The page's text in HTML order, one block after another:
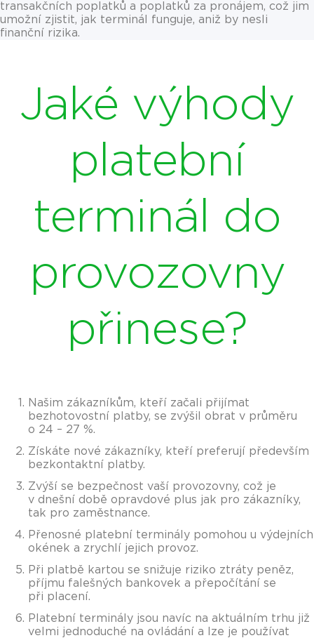
transakčních poplatků a poplatků za pronájem, což jim
umožní zjistit, jak terminál funguje, aniž by nesli
finanční rizika.
Jaké výhody
platební
terminál do
provozovny
přinese?
Našim zákazníkům, kteří začali přijímat
bezhotovostní platby, se zvýšil obrat v průměru
o 24 – 27 %.
Získáte nové zákazníky, kteří preferují především
bezkontaktní platby.
Zvýší se bezpečnost vaší provozovny, což je
v dnešní době opravdové plus jak pro zákazníky,
tak pro zaměstnance.
Přenosné platební terminály pomohou u výdejních
okének a zrychlí jejich provoz.
Při platbě kartou se snižuje riziko ztráty peněz,
příjmu falešných bankovek a přepočítání se
při placení.
Platební terminály jsou navíc na aktuálním trhu již
velmi jednoduché na ovládání a lze je používat